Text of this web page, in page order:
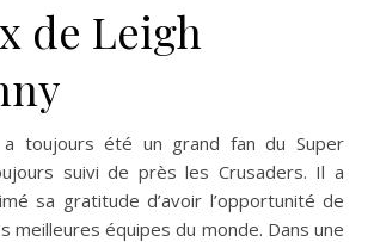
de Leigh
a toujours été un grand fan du Super
suivi de près les Crusaders. Il a
sa gratitude d’avoir l’opportunité de
meilleures équipes du monde. Dans une